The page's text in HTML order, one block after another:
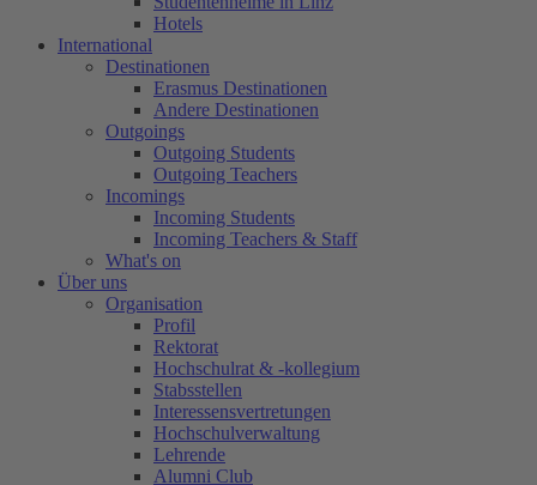
Hotels
International
Destinationen
Erasmus Destinationen
Andere Destinationen
Outgoings
Outgoing Students
Outgoing Teachers
Incomings
Incoming Students
Incoming Teachers & Staff
What's on
Über uns
Organisation
Profil
Rektorat
Hochschulrat & -kollegium
Stabsstellen
Interessensvertretungen
Hochschulverwaltung
Lehrende
Alumni Club